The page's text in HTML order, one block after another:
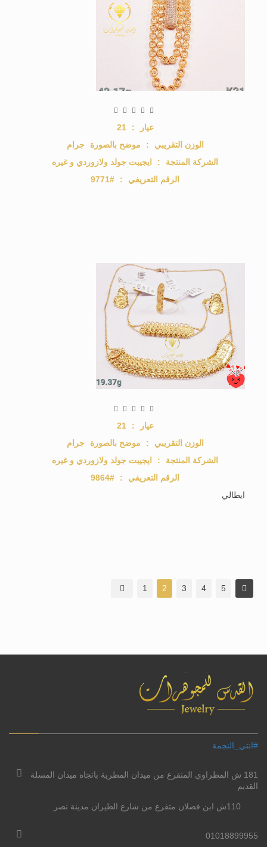
عيار :
21
الوزن التقريبي
: موضح بالصورة
جرام
الشركة المنتجة
:
ايجيبت جولد ولازوردي و غيره
الرقم التعريفي
:
#9771
عيار :
21
الوزن التقريبي
: موضح بالصورة
جرام
الشركة المنتجة
:
ايجيبت جولد ولازوردي و غيره
الرقم التعريفي
:
#9864
ايطالي
1 2 3 4 5
#انتي_النجمة
181 ش المطراوي المتفرع من ميدان المطرية باتجاه ميدان المسلة
القديم
110ش ابن فضلان متفرع من شارع الطيران مدينة نصر
01018899955